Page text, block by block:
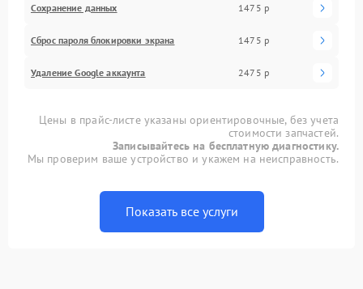
Сохранение данных 1475 р
Сброс пароля блокировки экрана 1475 р
Удаление Google аккаунта 2475 р
Цены в прайс-листе указаны ориентировочные, без учета
стоимости запчастей.
Записывайтесь на бесплатную диагностику.
Мы проверим ваше устройство и укажем на неисправность.
Показать все услуги